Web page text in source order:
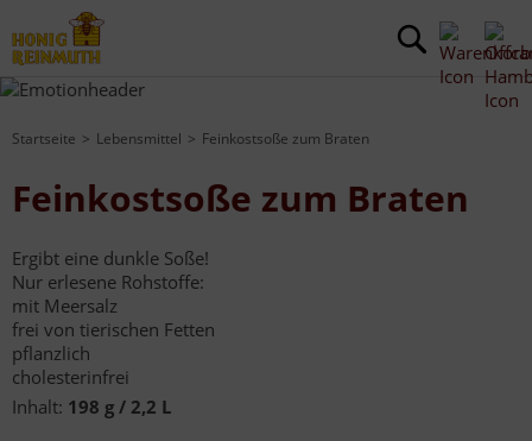
Startseite Lebensmittel Feinkostsoße zum Braten
Feinkostsoße zum Braten
Ergibt eine dunkle Soße!
Nur erlesene Rohstoffe:
mit Meersalz
frei von tierischen Fetten
pflanzlich
cholesterinfrei
Inhalt: 198 g / 2,2 L